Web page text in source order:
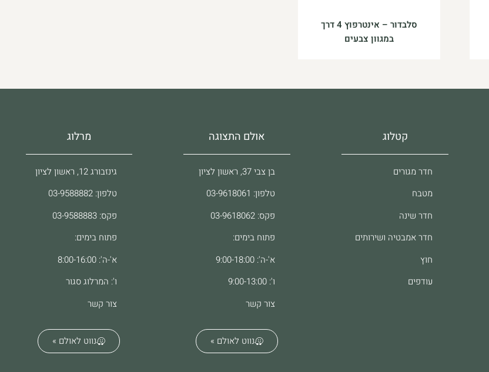
סלבדור – אינטרפוץ 4 דרך
במגוון צבעים
קטלוג
חדר מגורים
מטבח
חדר שינה
חדר אמבטיה ושירותים
חוץ
עודפים
אולם התצוגה
בן צבי 37, ראשון לציון
טלפון: 03-9618061
פקס: 03-9618062
פתוח בימים:
א'-ה': 9:00-18:00
ו': 9:00-13:00
צור קשר
נווט לאולם »
מרלוג
גינזבורג 12, ראשון לציון
טלפון: 03-9588882
פקס: 03-9588883
פתוח בימים:
א'-ה': 8:00-16:00
ו': המרלוג סגור
צור קשר
נווט לאולם »